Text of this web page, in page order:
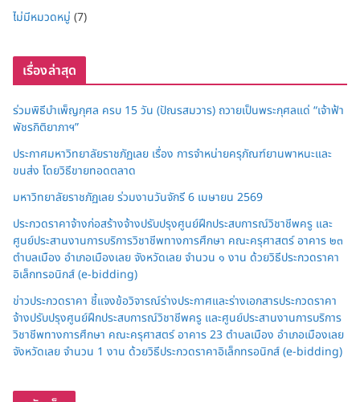
ไม่มีหมวดหมู่ (7)
เรื่องล่าสุด
ร่วมพิธีบำเพ็ญกุศล ครบ 15 วัน (ปัณรสมวาร) ถวายเป็นพระกุศลแด่ “เจ้าฟ้า
พัชรกิติยาภาฯ”
ประกาศมหาวิทยาลัยราชภัฏเลย เรื่อง การจำหน่ายครุภัณฑ์ยานพาหนะและ
ขนส่ง โดยวิธีขายทอดตลาด
มหาวิทยาลัยราชภัฏเลย ร่วมงานวันจักรี 6 เมษายน 2569
ประกวดราคาจ้างก่อสร้างจ้างปรับปรุงศูนย์ฝึกประสบการณ์วิชาชีพครู และ
ศูนย์ประสานงานการบริการวิชาชีพทางการศึกษา คณะครุศาสตร์ อาคาร ๒๓
ตำบลเมือง อำเภอเมืองเลย จังหวัดเลย จำนวน ๑ งาน ด้วยวิธีประกวดราคา
อิเล็กทรอนิกส์ (e-bidding)
ข่าวประกวดราคา ชี้แจงข้อวิจารณ์ร่างประกาศและร่างเอกสารประกวดราคา
จ้างปรับปรุงศูนย์ฝึกประสบการณ์วิชาชีพครู และศูนย์ประสานงานการบริการ
วิชาชีพทางการศึกษา คณะครุศาสตร์ อาคาร 23 ตำบลเมือง อำเภอเมืองเลย
จังหวัดเลย จำนวน 1 งาน ด้วยวิธีประกวดราคาอิเล็กทรอนิกส์ (e-bidding)